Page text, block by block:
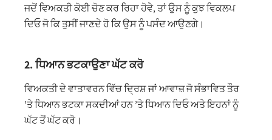
ਜਦੋਂ ਵਿਅਕਤੀ ਕੋਈ ਚੋਣ ਕਰ ਰਿਹਾ ਹੋਵੇ, ਤਾਂ ਉਸ ਨੂੰ ਕੁਝ ਵਿਕਲਪ
ਦਿਓ ਜੋ ਕਿ ਤੁਸੀਂ ਜਾਣਦੇ ਹੋ ਕਿ ਉਸ ਨੂੰ ਪਸੰਦ ਆਉਣਗੇ।
2. ਧਿਆਨ ਭਟਕਾਉਣਾ ਘੱਟ ਕਰੋ
ਵਿਅਕਤੀ ਦੇ ਵਾਤਾਵਰਨ ਵਿੱਚ ਦ੍ਰਿਸ਼ ਜਾਂ ਆਵਾਜ਼ ਜੋ ਸੰਭਾਵਿਤ ਤੌਰ
’ਤੇ ਧਿਆਨ ਭਟਕਾ ਸਕਦੀਆਂ ਹਨ ’ਤੇ ਧਿਆਨ ਦਿਓ ਅਤੇ ਇਹਨਾਂ ਨੂੰ
ਘੱਟ ਤੋਂ ਘੱਟ ਕਰੋ।